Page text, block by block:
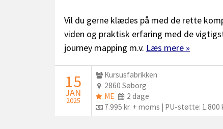
Vil du gerne klædes på med de rette
viden og praktisk erfaring med de
journey mapping m.v. Læs mere »
STARTDATO:
15
JAN
2025
Udbyder:
Kursusfabrikken
Sted:
2860 Søborg
ME
plus:
ME
Dage:
2 dage
Pris:7.995 kr. + moms | PU-støtte: 1.800